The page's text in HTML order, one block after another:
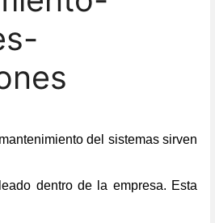
del sistemas sirven
dentro de la empresa. Esta